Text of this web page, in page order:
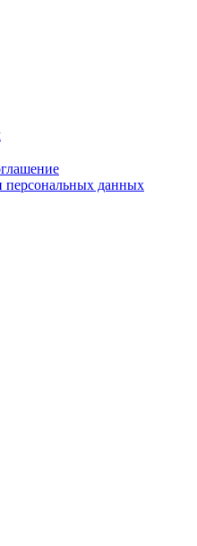
персональных данных